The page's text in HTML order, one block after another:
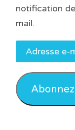
notification
mail.
Adresse
e-
mail